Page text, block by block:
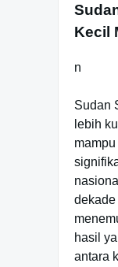
Kecil
n
Sudan
lebih
dekade
hasil
antara